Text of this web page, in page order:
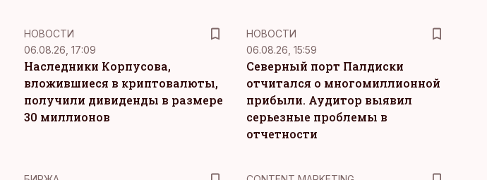
НОВОСТИ
06.08.26, 17:09
Наследники Корпусова,
вложившиеся в криптовалюты,
получили дивиденды в размере
30 миллионов
НОВОСТИ
06.08.26, 15:59
Северный порт Палдиски
отчитался о многомиллионной
прибыли. Аудитор выявил
серьезные проблемы в
отчетности
KM